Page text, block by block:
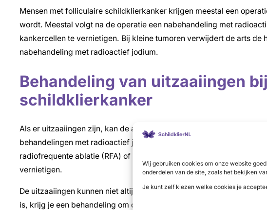
Wij gebruiken cookies om onze website
onderdelen van de site, zoals het bekijken
Je kunt zelf kiezen welke cookies je
Mensen met folliculaire schildklierkanker krijgen meestal een
wordt. Meestal volgt na de operatie een nabehandeling met
kankercellen te vernietigen. Bij kleine tumoren verwijdert de arts de
nabehandeling met radioactief jodium.
Behandeling van uitzaaiingen
schildklierkanker
Als er uitzaaiingen zijn, kan de arts die soms verwijderen met een
behandelingen met radioactief jodium. De arts kan ook een andere
radiofrequente ablatie (RFA) of chemo-embolisatie om de
vernietigen.
De uitzaaiingen kunnen niet altijd met radioactief jodium behandeld
is, krijg je een behandeling om de ziekte zoveel mogelijk te remmen